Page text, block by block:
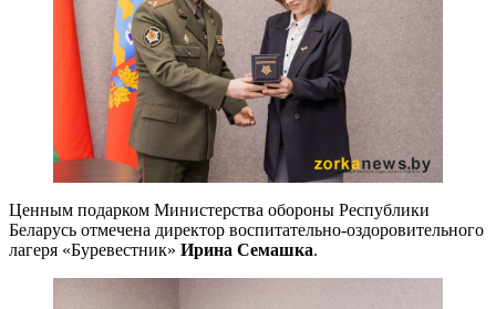
Ценным подарком Министерства обороны Республики
Беларусь отмечена директор воспитательно-оздоровительного
лагеря «Буревестник» Ирина Семашка.